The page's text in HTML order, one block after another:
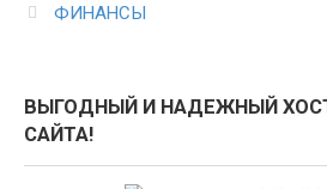
ФИНАНСЫ
ВЫГОДНЫЙ И НАДЕЖНЫЙ
САЙТА!